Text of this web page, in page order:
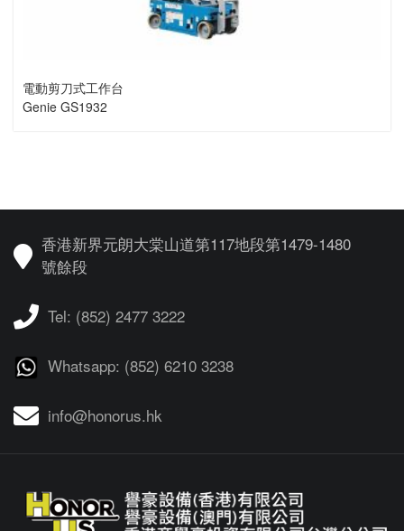
電動剪刀式工作台
Genie GS1932
香港新界元朗大棠山道第117地段第1479-1480
號餘段
Tel: (852) 2477 3222
Whatsapp: (852) 6210 3238
info@honorus.hk